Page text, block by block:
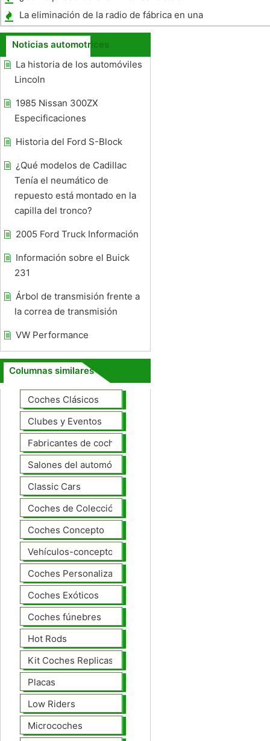
conducir de Pennsylvania con una licencia
de conducir fuera del estado?
La eliminación de la radio de fábrica en una
Silverado '07
Noticias automotrices
La historia de los automóviles
Lincoln
1985 Nissan 300ZX
Especificaciones
Historia del Ford S-Block
¿Qué modelos de Cadillac
Tenía el neumático de
repuesto está montado en la
capilla del tronco?
2005 Ford Truck Información
Información sobre el Buick
231
Árbol de transmisión frente a
la correa de transmisión
VW Performance
Columnas similares
Coches Clásicos
Clubes y Eventos
Fabricantes de coches Modelos
Salones del automóvil
Classic Cars
Coches de Colección
Coches Concepto
Vehículos-concepto
Coches Personalizados
Coches Exóticos
Coches fúnebres
Hot Rods
Kit Coches Replicas
Placas
Low Riders
Microcoches